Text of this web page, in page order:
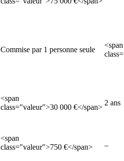
Commise par 1 personne seule
<span
<span
class="valeur">30 000 €</span>
2 ans
<span
class="valeur">750 €</span>